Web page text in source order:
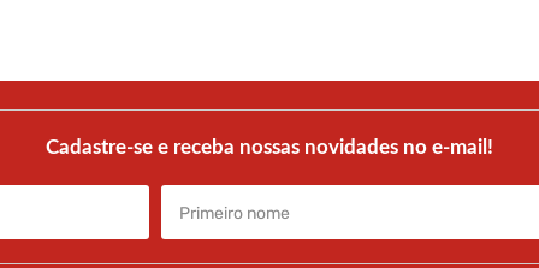
modelos para diferentes estilos e ocasiões.
memoráveis: cada detalhe é pensado para surpreender
se o presenteado é moderno, clássico, esportivo ou
presentes para homens
que unem
em um momento único.
Cadastre-se e receba nossas novidades no e-mail!